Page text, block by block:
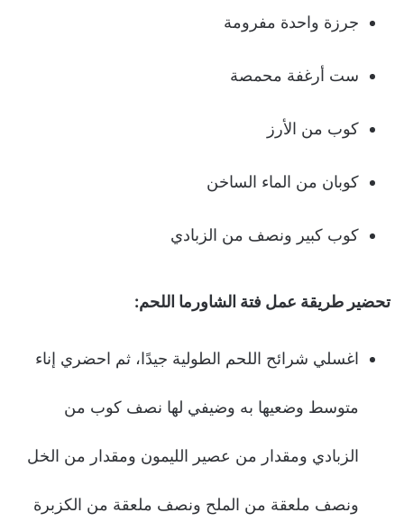
جرزة واحدة مفرومة
ست أرغفة محمصة
كوب من الأرز
كوبان من الماء الساخن
كوب كبير ونصف من الزبادي
تحضير طريقة عمل فتة الشاورما اللحم:
اغسلي شرائح اللحم الطولية جيدًا، ثم احضري إناء
متوسط وضعيها به وضيفي لها نصف كوب من
الزبادي ومقدار من عصير الليمون ومقدار من الخل
ونصف ملعقة من الملح ونصف ملعقة من الكزبرة